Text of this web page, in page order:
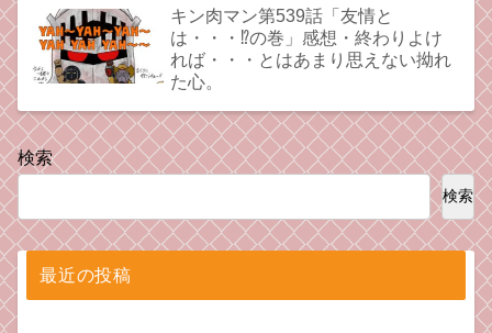
キン肉マン第539話「友情と
は・・・⁉︎の巻」感想・終わりよけ
れば・・・とはあまり思えない拗れ
た心。
検索
検索
最近の投稿